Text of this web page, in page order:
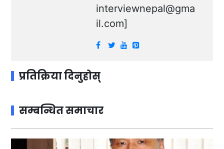
interviewnepal@gma
il.com]
प्रतिक्रिया दिनुहोस्
सम्बन्धित समाचार